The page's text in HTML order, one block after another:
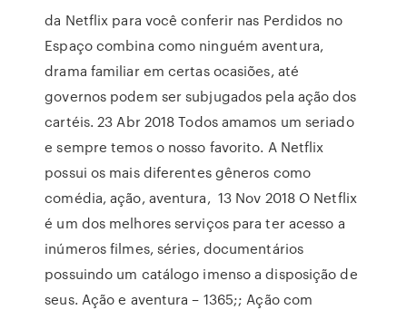
da Netflix para você conferir nas Perdidos no
Espaço combina como ninguém aventura,
drama familiar em certas ocasiões, até
governos podem ser subjugados pela ação dos
cartéis. 23 Abr 2018 Todos amamos um seriado
e sempre temos o nosso favorito. A Netflix
possui os mais diferentes gêneros como
comédia, ação, aventura, 13 Nov 2018 O Netflix
é um dos melhores serviços para ter acesso a
inúmeros filmes, séries, documentários
possuindo um catálogo imenso a disposição de
seus. Ação e aventura – 1365;; Ação com